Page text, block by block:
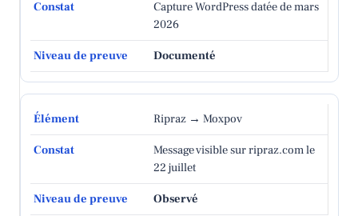
Capture WordPress datée de mars
2026
Documenté
Ripraz → Moxpov
Message visible sur ripraz.com le
22 juillet
Observé